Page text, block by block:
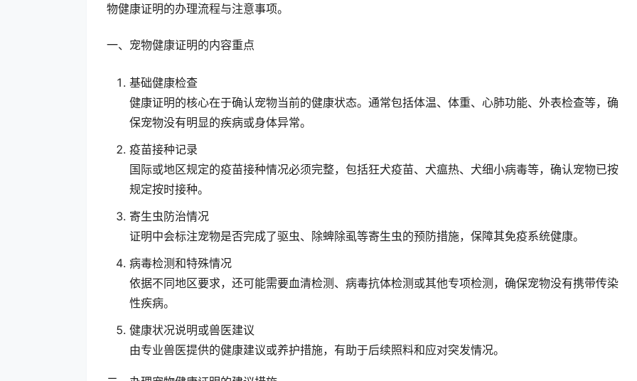
物健康证明的办理流程与注意事项。
一、宠物健康证明的内容重点
基础健康检查
健康证明的核心在于确认宠物当前的健康状态。通常包括体温、体重、心肺功能、外表检查等，确
保宠物没有明显的疾病或身体异常。
疫苗接种记录
国际或地区规定的疫苗接种情况必须完整，包括狂犬疫苗、犬瘟热、犬细小病毒等，确认宠物已按
规定按时接种。
寄生虫防治情况
证明中会标注宠物是否完成了驱虫、除蜱除虱等寄生虫的预防措施，保障其免疫系统健康。
病毒检测和特殊情况
依据不同地区要求，还可能需要血清检测、病毒抗体检测或其他专项检测，确保宠物没有携带传染
性疾病。
健康状况说明或兽医建议
由专业兽医提供的健康建议或养护措施，有助于后续照料和应对突发情况。